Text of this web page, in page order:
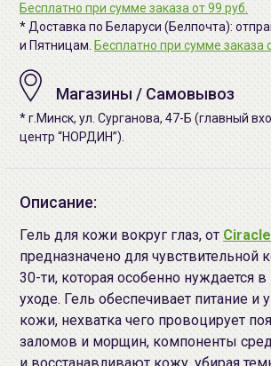
Бесплатно при сумме заказа от 99 руб.
* Доставка по Беларуси (Белпочта):
и Пятницам. Бесплатно при сумме заказа
Магазины / Самовывоз
* г.Минск, ул. Сурганова, 47-Б (главный
центр “НОРДИН”).
Описание:
Гель для кожи вокруг глаз, от Ciracle
предназначено для чувствительной
30-ти, которая особенно нуждается
уходе. Гель обеспечивает питание и
кожи, нехватка чего провоцирует
заломов и морщин, компоненты